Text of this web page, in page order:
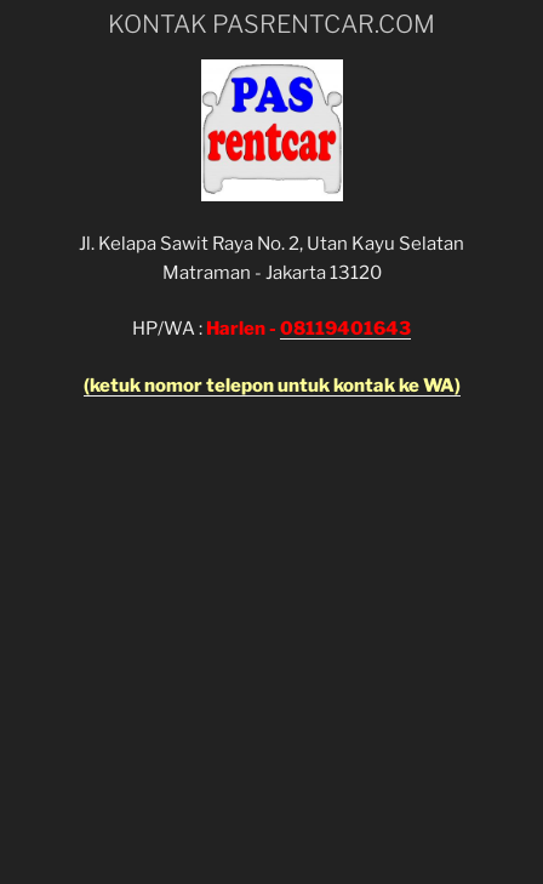
KONTAK PASRENTCAR.COM
Jl. Kelapa Sawit Raya No. 2, Utan Kayu Selatan
Matraman - Jakarta 13120
HP/WA : Harlen - 08119401643
(ketuk nomor telepon untuk kontak ke WA)